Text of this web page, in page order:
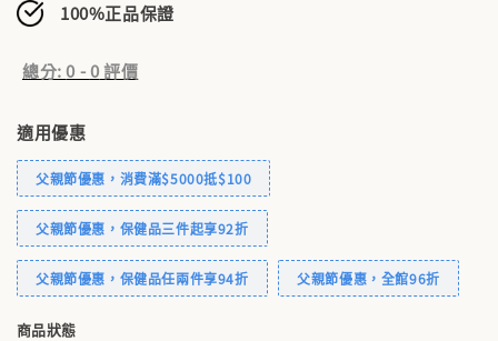
100%正品保證
總分:0 -0評價
適用優惠
父親節優惠，消費滿$5000抵$100
父親節優惠，保健品三件起享92折
父親節優惠，保健品任兩件享94折 父親節優惠，全館96折
商品狀態